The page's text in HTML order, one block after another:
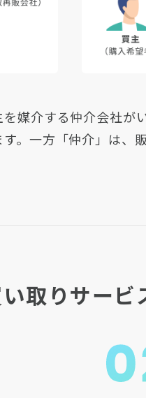
媒介する仲介会社が
。一方「仲介」は、
取りサービ